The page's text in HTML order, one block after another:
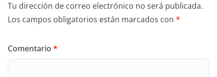
Tu dirección de correo electrónico no será publicada.
Los campos obligatorios están marcados con *
Comentario *